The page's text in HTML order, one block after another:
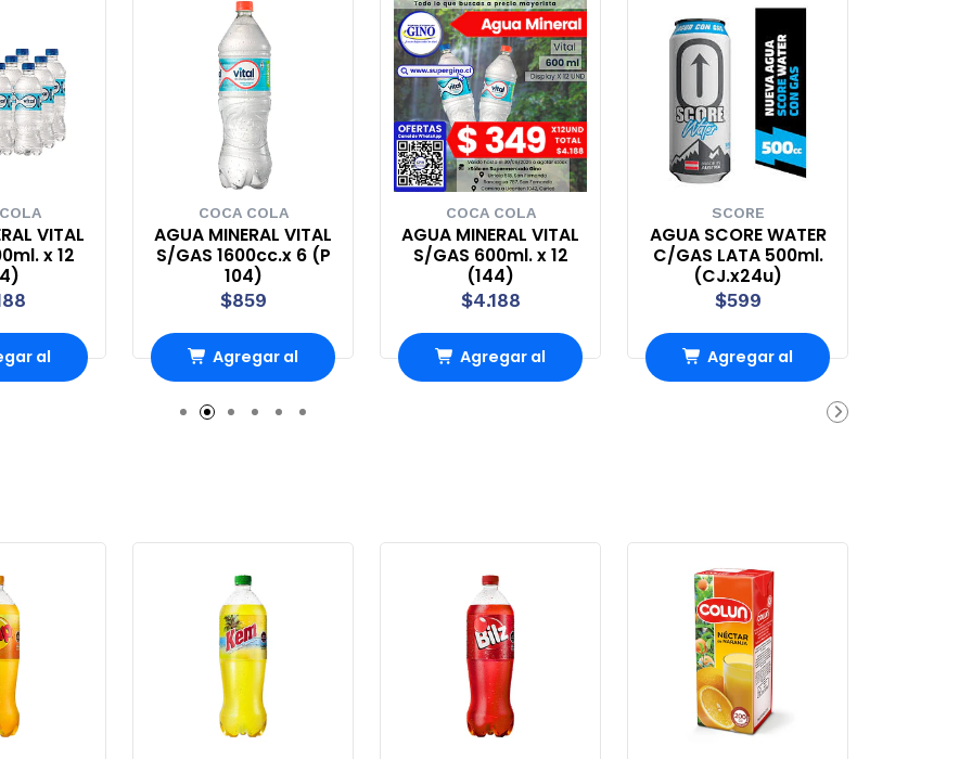
VITAL
x 12
al
COCA COLA
AGUA MINERAL VITAL
S/GAS 1600cc.x 6 (P
104)
$859
Agregar al
Carro
COCA COLA
AGUA MINERAL VITAL
S/GAS 600ml. x 12
(144)
$4.188
Agregar al
SCORE
AGUA SCORE WATER
C/GAS LATA 500ml.
(CJ.x24u)
$599
Agregar al